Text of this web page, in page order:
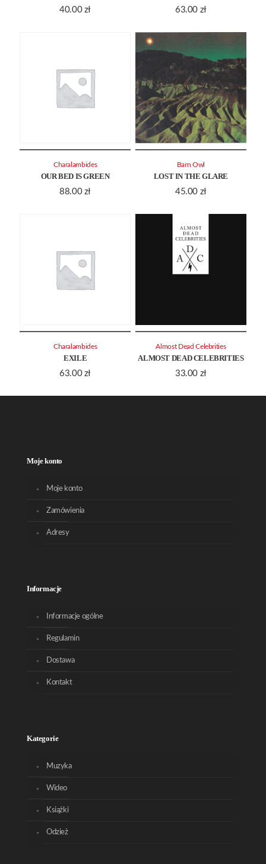
40.00 zł
63.00 zł
OUR BED IS GREEN
88.00 zł
Charalambides
LOST IN THE GLARE
45.00 zł
Barn Owl
EXILE
63.00 zł
Charalambides
ALMOST DEAD CELEBRITIES
33.00 zł
Almost Dead Celebrities
Moje konto
Moje konto
Zamówienia
Adresy
Informacje
Informacje ogólne
Regulamin
Dostawa
Kontakt
Kategorie
Muzyka
Wideo
Książki
Odzież